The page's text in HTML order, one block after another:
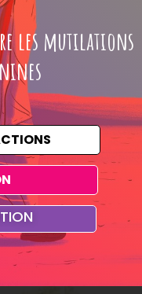
les mutilations